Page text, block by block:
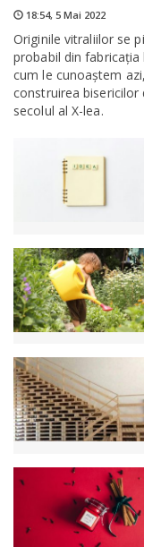
18:54, 5 Mai 2022
Originile vitraliilor se
probabil din
cum le cunoaștem
construirea bisericilor
secolul al X-lea.